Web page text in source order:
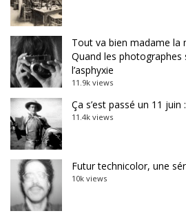
Tout va bien madame la
Quand les photographes
l’asphyxie
11.9k views
Ça s’est passé un 11
11.4k views
Futur technicolor, une
10k views